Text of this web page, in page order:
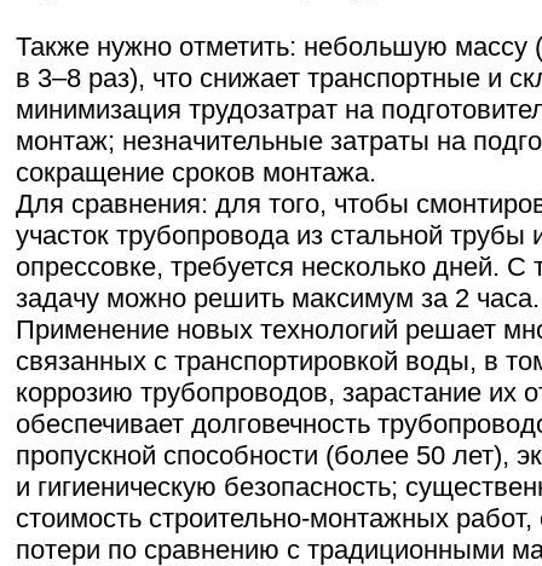
Также нужно отметить: небольшую массу
в 3–8 раз), что снижает транспортные и
минимизация трудозатрат на
монтаж; незначительные затраты на
сокращение сроков монтажа.
Для сравнения: для того, чтобы
участок трубопровода из стальной трубы
опрессовке, требуется несколько дней.
задачу можно решить максимум за 2 часа.
Применение новых технологий решает
связанных с транспортировкой воды, в
коррозию трубопроводов, зарастание их
обеспечивает долговечность
пропускной способности (более 50 лет),
и гигиеническую безопасность;
стоимость строительно-монтажных
потери по сравнению с традиционными